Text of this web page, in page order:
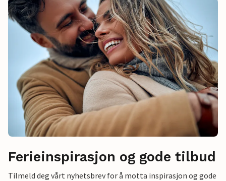
Ferieinspirasjon og gode tilbud
Tilmeld deg vårt nyhetsbrev for å motta inspirasjon og gode